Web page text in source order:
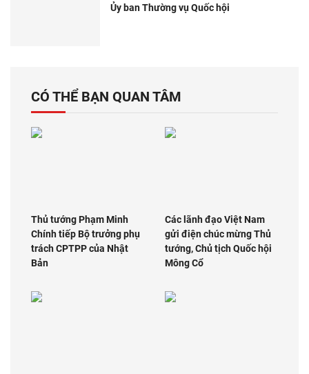
Ủy ban Thường vụ Quốc hội
CÓ THỂ BẠN QUAN TÂM
Thủ tướng Phạm Minh
Chính tiếp Bộ trưởng phụ
trách CPTPP của Nhật
Bản
Các lãnh đạo Việt Nam
gửi điện chúc mừng Thủ
tướng, Chủ tịch Quốc hội
Mông Cổ